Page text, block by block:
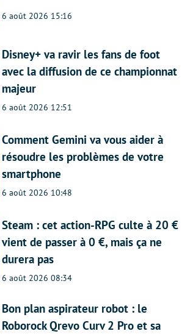
6 août 2026 15:16
Disney+ va ravir les fans de foot
avec la diffusion de ce championnat
majeur
6 août 2026 12:51
Comment Gemini va vous aider à
résoudre les problèmes de votre
smartphone
6 août 2026 10:48
Steam : cet action-RPG culte à 20 €
vient de passer à 0 €, mais ça ne
durera pas
6 août 2026 08:34
Bon plan aspirateur robot : le
Roborock Qrevo Curv 2 Pro et sa